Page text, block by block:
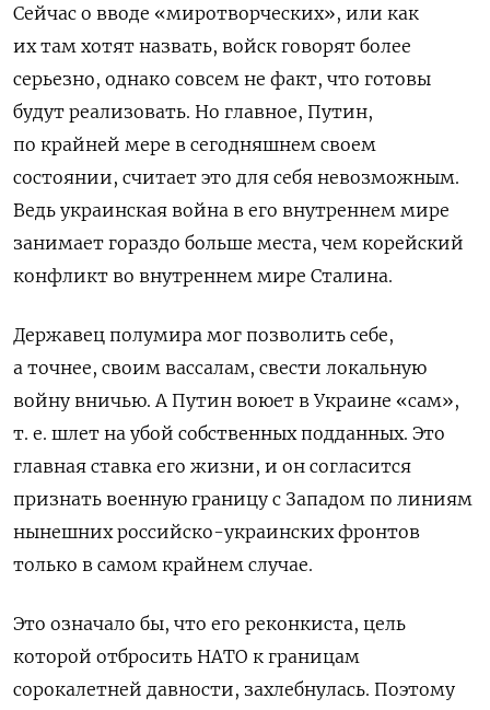
Сейчас о вводе «миротворческих», или как
их там хотят назвать, войск говорят более
серьезно, однако совсем не факт, что готовы
будут реализовать. Но главное, Путин,
по крайней мере в сегодняшнем своем
состоянии, считает это для себя невозможным.
Ведь украинская война в его внутреннем мире
занимает гораздо больше места, чем корейский
конфликт во внутреннем мире Сталина.
Державец полумира мог позволить себе,
а точнее, своим вассалам, свести локальную
войну вничью. А Путин воюет в Украине «сам»,
т. е. шлет на убой собственных подданных. Это
главная ставка его жизни, и он согласится
признать военную границу с Западом по линиям
нынешних российско-украинских фронтов
только в самом крайнем случае.
Это означало бы, что его реконкиста, цель
которой отбросить НАТО к границам
сорокалетней давности, захлебнулась. Поэтому